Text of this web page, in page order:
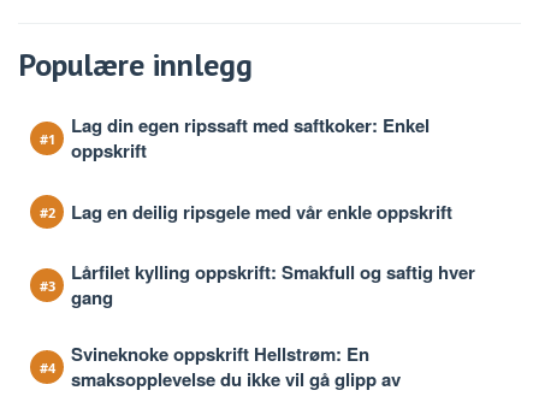
Populære innlegg
Lag din egen ripssaft med saftkoker: Enkel
oppskrift
Lag en deilig ripsgele med vår enkle oppskrift
Lårfilet kylling oppskrift: Smakfull og saftig hver
gang
Svineknoke oppskrift Hellstrøm: En
smaksopplevelse du ikke vil gå glipp av